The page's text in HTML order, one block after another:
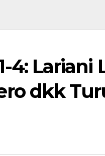
4: Lariani
dkk